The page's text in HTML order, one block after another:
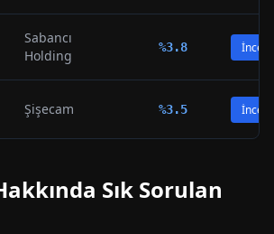
Sabancı
Holding
%3.8 İncele
Şişecam %3.5 İncele
Sık Sorulan